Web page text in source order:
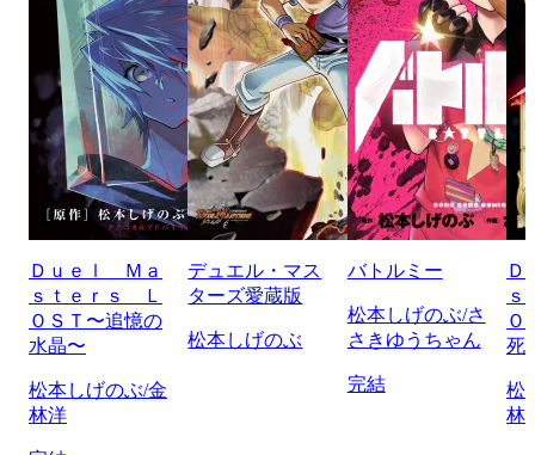
Ｄｕｅｌ Ｍａ
ｓｔｅｒｓ Ｌ
ＯＳＴ〜追憶の
水晶〜
松本しげのぶ/金
林洋
デュエル・マス
ターズ愛蔵版
松本しげのぶ
バトルミー
松本しげのぶ/さ
さきゆうちゃん
完結
Ｄ
Ｏ
死
松
林